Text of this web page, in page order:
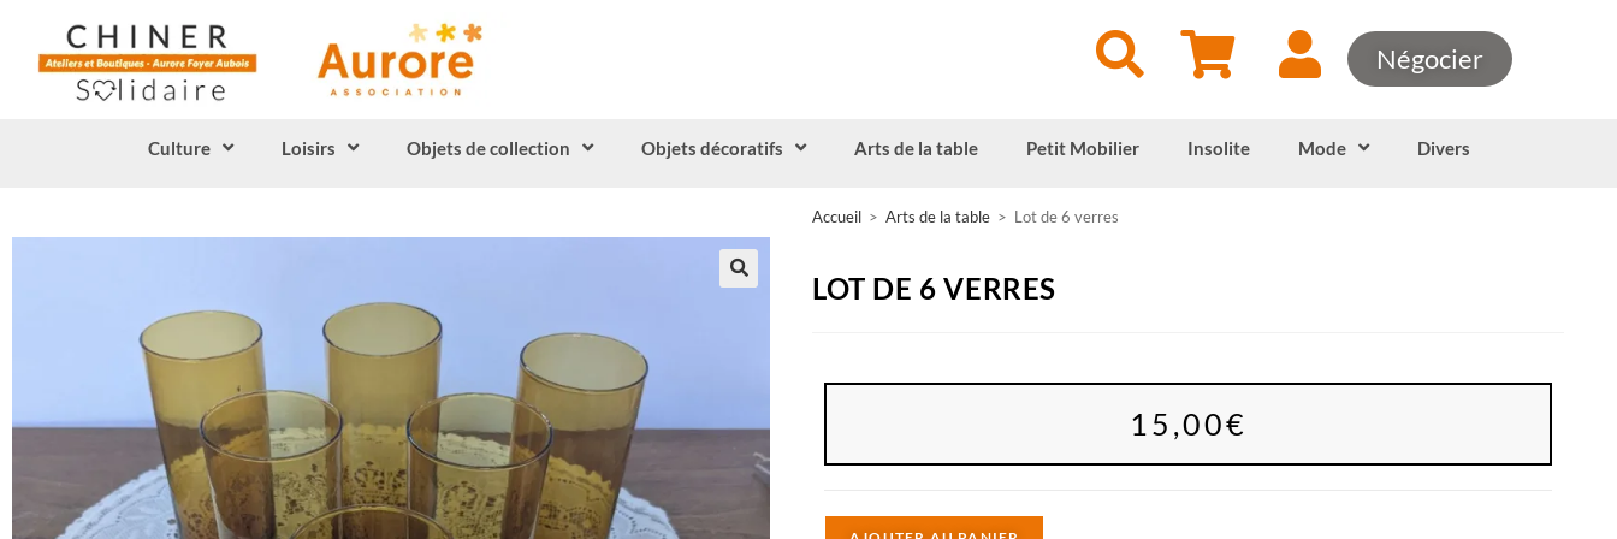
Négocier
Culture Loisirs Objets de collection Objets décoratifs Arts de la table Petit Mobilier Insolite Mode Divers
Accueil > Arts de la table > Lot de 6 verres
LOT DE 6 VERRES
15,00€